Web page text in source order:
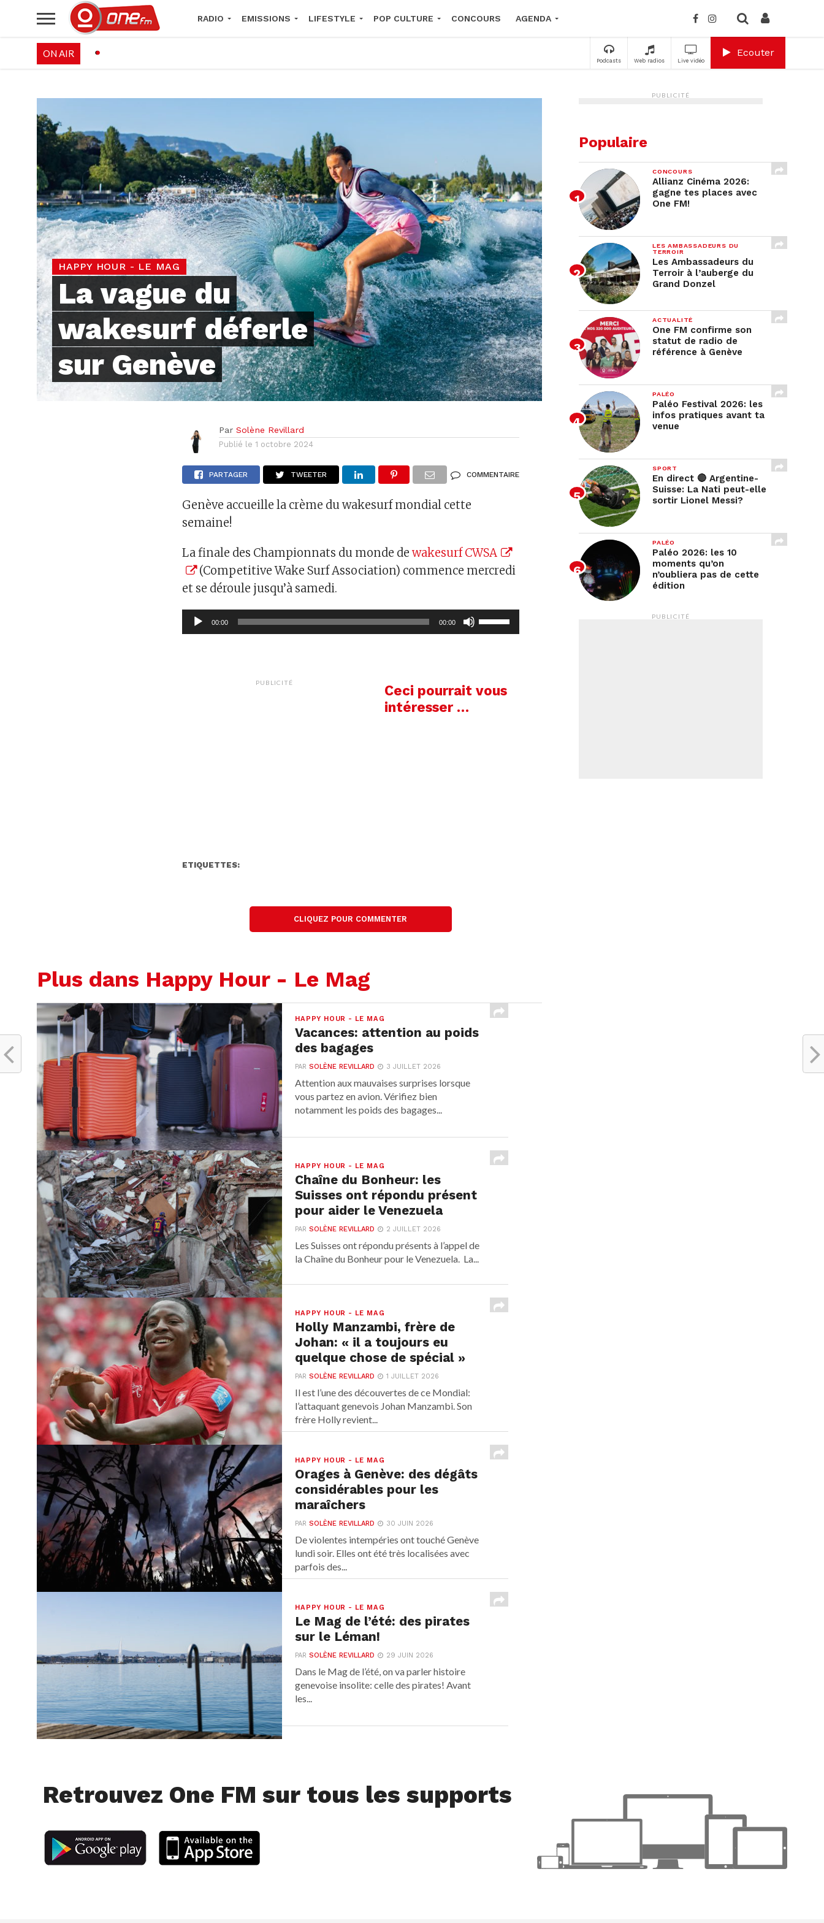
RADIO EMISSIONS LIFESTYLE POP CULTURE CONCOURS AGENDA
Podcasts Web radios Live vidéo
Ecouter
ON AIR
HAPPY HOUR - LE MAG
La vague du
wakesurf déferle
sur Genève
Par Solène Revillard
Publié le 1 octobre 2024
PARTAGER TWEETER COMMENTAIRE
Genève accueille la crème du wakesurf mondial cette
semaine!
La finale des Championnats du monde dewakesurf CWSA
(Competitive Wake Surf Association) commence mercredi
et se déroule jusqu’à samedi.
Lecteur
audio
00:00 00:00
Utilisez
les
augmenter
PUBLICITÉ
Ceci pourrait vous
intéresser …
ETIQUETTES:
CLIQUEZ POUR COMMENTER
Plus dans Happy Hour - Le Mag
HAPPY HOUR - LE MAG
Vacances: attention au poids
des bagages
PARSOLÈNE REVILLARD 3 JUILLET 2026
Attention aux mauvaises surprises lorsque
vous partez en avion. Vérifiez bien
notamment les poids des bagages...
HAPPY HOUR - LE MAG
Chaîne du Bonheur: les
Suisses ont répondu présent
pour aider le Venezuela
PARSOLÈNE REVILLARD 2 JUILLET 2026
Les Suisses ont répondu présents à l’appel de
la Chaîne du Bonheur pour le Venezuela. La...
HAPPY HOUR - LE MAG
Holly Manzambi, frère de
Johan: « il a toujours eu
quelque chose de spécial »
PARSOLÈNE REVILLARD 1 JUILLET 2026
Il est l’une des découvertes de ce Mondial:
l’attaquant genevois Johan Manzambi. Son
frère Holly revient...
HAPPY HOUR - LE MAG
Orages à Genève: des dégâts
considérables pour les
maraîchers
PARSOLÈNE REVILLARD 30 JUIN 2026
De violentes intempéries ont touché Genève
lundi soir. Elles ont été très localisées avec
parfois des...
HAPPY HOUR - LE MAG
Le Mag de l’été: des pirates
sur le Léman!
PARSOLÈNE REVILLARD 29 JUIN 2026
Dans le Mag de l’été, on va parler histoire
genevoise insolite: celle des pirates! Avant
les...
PUBLICITÉ
Populaire
CONCOURS
Allianz Cinéma 2026:
gagne tes places avec
One FM!
LES AMBASSADEURS DU
TERROIR
Les Ambassadeurs du
Terroir à l’auberge du
Grand Donzel
ACTUALITÉ
One FM confirme son
statut de radio de
référence à Genève
PALÉO
Paléo Festival 2026: les
infos pratiques avant ta
venue
SPORT
En direct 🔴 Argentine-
Suisse: La Nati peut-elle
sortir Lionel Messi?
PALÉO
Paléo 2026: les 10
moments qu’on
n’oubliera pas de cette
édition
PUBLICITÉ
Retrouvez One FM sur tous les supports